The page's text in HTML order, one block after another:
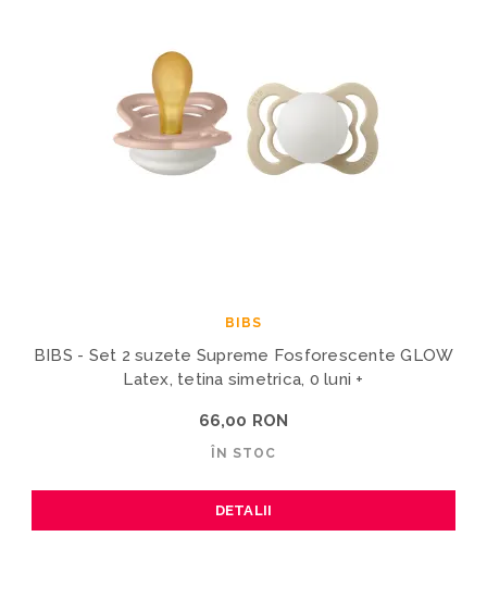
BIBS
BIBS - Set 2 suzete Supreme Fosforescente GLOW
Latex, tetina simetrica, 0 luni +
66,00 RON
ÎN STOC
DETALII